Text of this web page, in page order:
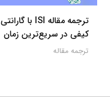
ترجمه مقاله ISI با گارانتی
کیفی در سریع‌ترین زمان
ترجمه مقاله